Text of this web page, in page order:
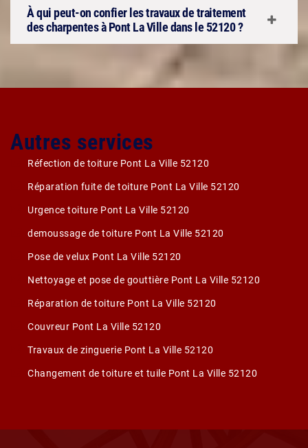
À qui peut-on confier les travaux de traitement
des charpentes à Pont La Ville dans le 52120 ?
Autres services
Réfection de toiture Pont La Ville 52120
Réparation fuite de toiture Pont La Ville 52120
Urgence toiture Pont La Ville 52120
demoussage de toiture Pont La Ville 52120
Pose de velux Pont La Ville 52120
Nettoyage et pose de gouttière Pont La Ville 52120
Réparation de toiture Pont La Ville 52120
Couvreur Pont La Ville 52120
Travaux de zinguerie Pont La Ville 52120
Changement de toiture et tuile Pont La Ville 52120